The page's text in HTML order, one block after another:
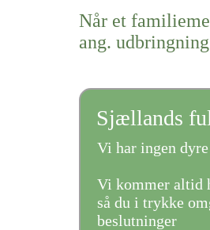
Når et
ang.
Sjællands
Vi har ingen
Vi kommer altid
så du i trykke
beslutninger